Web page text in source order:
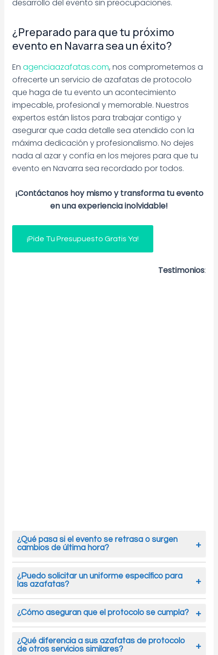
desarrollo del evento sin preocupaciones.
¿Preparado para que tu próximo
evento en Navarra sea un éxito?
En agenciaazafatas.com, nos comprometemos a
ofrecerte un servicio de azafatas de protocolo
que haga de tu evento un acontecimiento
impecable, profesional y memorable. Nuestros
expertos están listos para trabajar contigo y
asegurar que cada detalle sea atendido con la
máxima dedicación y profesionalismo. No dejes
nada al azar y confía en los mejores para que tu
evento en Navarra sea recordado por todos.
¡Contáctanos hoy mismo y transforma tu evento
en una experiencia inolvidable!
¡Pide Tu Presupuesto Gratis Ya!
Testimonios:
¿Qué pasa si el evento se retrasa o surgen
cambios de última hora?
Nuestro equipo se adapta con rapidez. Las
azafatas están acostumbradas a manejar
imprevistos y ajustar su trabajo sin que el
público perciba alteraciones en la organización.
¿Puedo solicitar un uniforme específico para
las azafatas?
Por supuesto. Si tienes un código de vestimenta
o estilo concreto, lo seguimos al detalle.
¿Cómo aseguran que el protocolo se cumpla?
Sabemos equilibrar la formalidad con la
naturalidad. Las azafatas de protocolo
mantienen el orden y respeto, pero con un trato
¿Qué diferencia a sus azafatas de protocolo
de otros servicios similares?